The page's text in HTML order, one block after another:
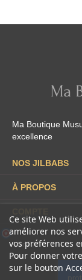
Ma Boutique
excellence
NOS JILBABS
À PROPOS
Marchand
vérifier.
Ce site Web
améliorer nos
vos préférences
Pour donner
sur le bouton